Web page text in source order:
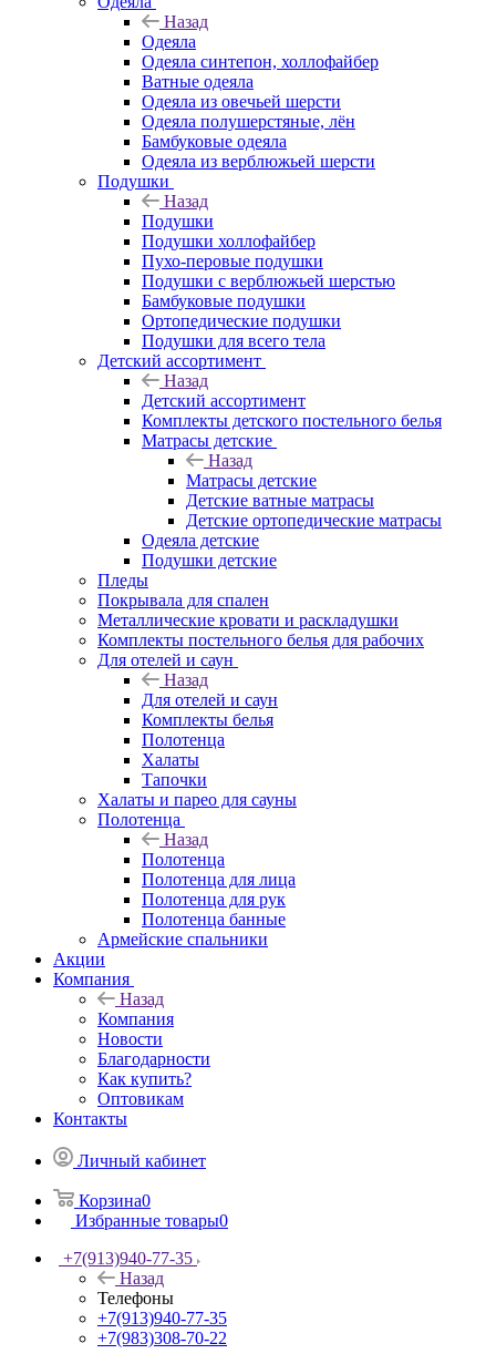
Назад
Одеяла
Одеяла синтепон, холлофайбер
Ватные одеяла
Одеяла из овечьей шерсти
Одеяла полушерстяные, лён
Бамбуковые одеяла
Одеяла из верблюжьей шерсти
Подушки
Назад
Подушки
Подушки холлофайбер
Пухо-перовые подушки
Подушки с верблюжьей шерстью
Бамбуковые подушки
Ортопедические подушки
Подушки для всего тела
Детский ассортимент
Назад
Детский ассортимент
Комплекты детского постельного белья
Матрасы детские
Назад
Матрасы детские
Детские ватные матрасы
Детские ортопедические матрасы
Одеяла детские
Подушки детские
Пледы
Покрывала для спален
Металлические кровати и раскладушки
Комплекты постельного белья для рабочих
Для отелей и саун
Назад
Для отелей и саун
Комплекты белья
Полотенца
Халаты
Тапочки
Халаты и парео для сауны
Полотенца
Назад
Полотенца
Полотенца для лица
Полотенца для рук
Полотенца банные
Армейские спальники
Акции
Компания
Назад
Компания
Новости
Благодарности
Как купить?
Оптовикам
Контакты
Личный кабинет
Корзина0
Избранные товары0
+7(913)940-77-35
Назад
Телефоны
+7(913)940-77-35
+7(983)308-70-22